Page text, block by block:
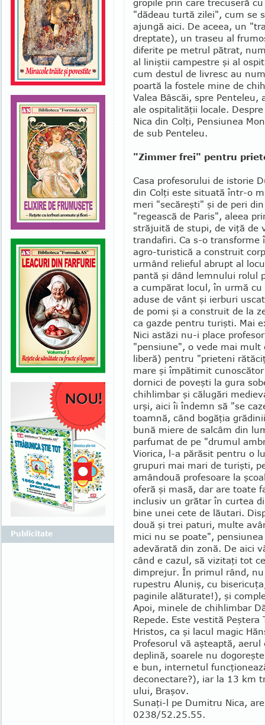
gropile prin care trecuseră
"dădeau turtă zi­lei", cum se
ajungă aici. De aceea, un
dreptate), un traseu al
di­ferite pe metrul pătrat,
al liniştii campestre şi al
cum destul de li­vresc au
poartă la fostele mine de
Valea Bâscăi, spre
ale ospitalităţii locale.
Nica din Colţi, Pensiunea
de sub Penteleu.
"Zimmer frei" pentru
Casa profesorului de istorie
din Colţi este situată într-o
meri "secă­reşti" şi de peri
"regească de Paris", aleea
străjuită de stupi, de viţă de
trandafiri. Ca s-o transforme
agro-turistică a construit
urmând relieful abrupt al
pantă şi dând lemnului rolul
a cumpărat locul, în urmă
aduse de vânt şi ierburi
de pomi şi a construit de la
ca gazde pentru turişti. Mai
Nici astăzi nu-i place
"pensiune", o vede mai
liberă) pentru "prieteni
mare şi împătimit
dornici de poveşti la gura
chihlimbar şi călugări
urşi, aici îi îndemn să "se
toamnă, când bogăţia
bună miere de salcâm din
parfumat de pe "drumul
Viorica, l-a pă­răsit pentru o
grupuri mai mari de turişti,
amândouă profesoare la
oferă şi masă, dar are toate
inclusiv un grătar în curtea
bine unei cete de lăutari.
două şi trei paturi, multe
mici nu se poate",
adevărată din zonă. De aici
când e cazul, să vizitaţi tot
dimprejur. În primul rând,
rupestru Aluniş, cu
paginile alăturate!), şi
Apoi, minele de chih­lim­bar
Repede. Este vestită
Hristos, ca şi lacul ma­gic
Pro­fesorul vă aşteaptă,
deplină, soarele nu
e bun, internetul
deconectare?), iar la 13 km
ului, Braşov.
Sunaţi-l pe Dumitru Nica,
0238/52.25.55.
Publicitate